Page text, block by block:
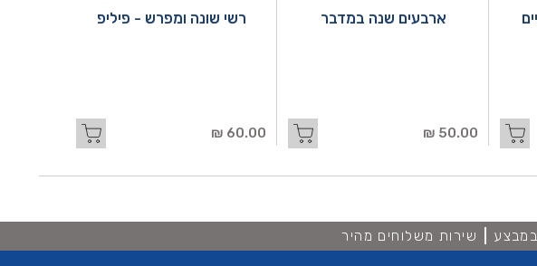
ארבעים שנה במדבר
50.00 ₪
רשי שונה ומפרש - פיליפ
60.00 ₪
שירות משלוחים מהיר